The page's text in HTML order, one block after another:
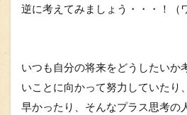
逆に考えてみましょう・・・！（
いつも自分の将来をどうしたいか
いことに向かって努力していたり
早かったり、そんなプラス思考の